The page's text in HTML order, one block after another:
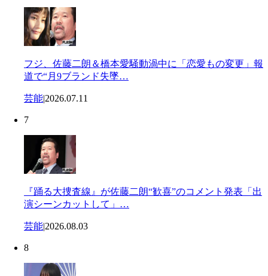
フジ、佐藤二朗＆橋本愛騒動渦中に「恋愛もの変更」報
道で“月9ブランド失墜…
芸能|2026.07.11
7
『踊る大捜査線』が佐藤二朗“歓喜”のコメント発表「出
演シーンカットして」…
芸能|2026.08.03
8